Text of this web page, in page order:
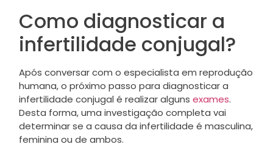
Como diagnosticar a
infertilidade conjugal?
Após conversar com o especialista em reprodução
humana, o próximo passo para diagnosticar a
infertilidade conjugal é realizar alguns exames.
Desta forma, uma investigação completa vai
determinar se a causa da infertilidade é masculina,
feminina ou de ambos.